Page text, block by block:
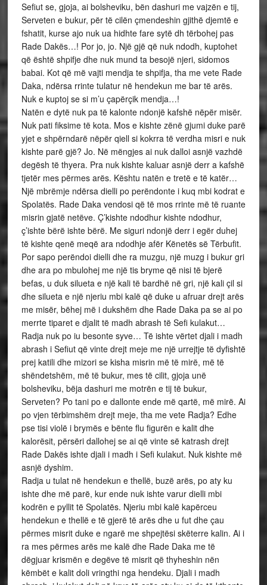
Sefiut se, gjoja, ai bolsheviku, bën dashuri me vajzën e tij,
Serveten e bukur, për të cilën çmendeshin gjithë djemtë e
fshatit, kurse ajo nuk ua hidhte fare sytë dh tërbohej pas
Rade Dakës…! Por jo, jo. Një gjë që nuk ndodh, kuptohet
që është shpifje dhe nuk mund ta besojë njeri, sidomos
babai. Kot që më vajti mendja te shpifja, tha me vete Rade
Daka, ndërsa rrinte tulatur në hendekun me bar të arës.
Nuk e kuptoj se si m’u çapërçik mendja…!
Natën e dytë nuk pa të kalonte ndonjë kafshë nëpër misër.
Nuk pati fiksime të kota. Mos e kishte zënë gjumi duke parë
yjet e shpërndarë nëpër qiell si kokrra të verdha misri e nuk
kishte parë gjë? Jo. Në mëngjes ai nuk dalloi asnjë vazhdë
degësh të thyera. Pra nuk kishte kaluar asnjë derr a kafshë
tjetër mes përmes arës. Kështu natën e tretë e të katër…
Një mbrëmje ndërsa dielli po perëndonte i kuq mbi kodrat e
Spolatës. Rade Daka vendosi që të mos rrinte më të ruante
misrin gjatë netëve. Ç’kishte ndodhur kishte ndodhur,
ç’ishte bërë ishte bërë. Me siguri ndonjë derr i egër duhej
të kishte qenë meqë ara ndodhje afër Kënetës së Tërbufit.
Por sapo perëndoi dielli dhe ra muzgu, një muzg i bukur gri
dhe ara po mbulohej me një tis bryme që nisi të bjerë
befas, u duk silueta e një kali të bardhë në gri, një kali çil si
dhe silueta e një njeriu mbi kalë që duke u afruar drejt arës
me misër, bëhej më i dukshëm dhe Rade Daka pa se ai po
merrte tiparet e djalit të madh abrash të Sefi kulakut…
Radja nuk po iu besonte syve… Të ishte vërtet djali i madh
abrash i Sefiut që vinte drejt meje me një urrejtje të dyfishtë
prej katili dhe mizori se kisha misrin më të mirë, më të
shëndetshëm, më të bukur, mes të cilit, gjoja unë
bolsheviku, bëja dashuri me motrën e tij të bukur,
Serveten? Po tani po e dallonte ende më qartë, më mirë. Ai
po vjen tërbimshëm drejt meje, tha me vete Radja? Edhe
pse tisi violë i brymës e bënte flu figurën e kalit dhe
kalorësit, përsëri dallohej se ai që vinte së katrash drejt
Rade Dakës ishte djali i madh i Sefi kulakut. Nuk kishte më
asnjë dyshim.
Radja u tulat në hendekun e thellë, buzë arës, po aty ku
ishte dhe më parë, kur ende nuk ishte varur dielli mbi
kodrën e pyllit të Spolatës. Njeriu mbi kalë kapërceu
hendekun e thellë e të gjerë të arës dhe u fut dhe çau
përmes misrit duke e ngarë me shpejtësi skëterre kalin. Ai i
ra mes përmes arës me kalë dhe Rade Daka me të
dëgjuar krismën e degëve të misrit që thyheshin nën
këmbët e kalit doli vringthi nga hendeku. Djali i madh